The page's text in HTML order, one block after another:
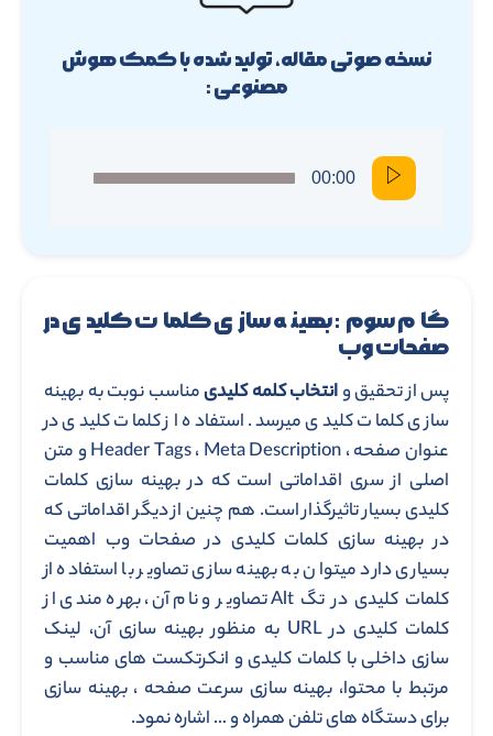
نسخه صوتی مقاله، تولید شده با کمک هوش
مصنوعی :
00:00
گام سوم: بهینه سازی کلمات کلیدی در
صفحات وب
پس از تحقیق وانتخاب کلمه کلیدیمناسب نوبت به بهینه
سازی کلمات کلیدی میرسد. استفاده از کلمات کلیدی در
عنوان صفحه ، Header Tags ، Meta Description و متن
اصلی از سری اقداماتی است که در بهینه سازی کلمات
کلیدی بسیار تاثیرگذار است. هم چنین از دیگر اقداماتی که
در بهینه سازی کلمات کلیدی در صفحات وب اهمیت
بسیاری دارد میتوان به بهینه سازی تصاویر با استفاده از
کلمات کلیدی در تگ Alt تصاویر و نام آن، بهره مندی از
کلمات کلیدی در URL به منظور بهینه سازی آن، لینک
سازی داخلی با کلمات کلیدی و انکرتکست های مناسب و
مرتبط با محتوا، بهینه سازی سرعت صفحه ، بهینه سازی
برای دستگاه های تلفن همراه و … اشاره نمود.